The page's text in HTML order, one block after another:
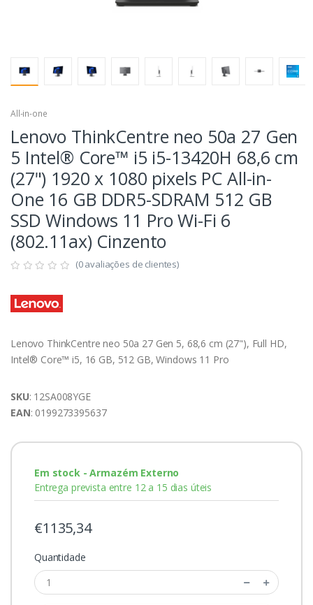
All-in-one
Lenovo ThinkCentre neo 50a 27 Gen
5 Intel® Core™ i5 i5-13420H 68,6 cm
(27") 1920 x 1080 pixels PC All-in-
One 16 GB DDR5-SDRAM 512 GB
SSD Windows 11 Pro Wi-Fi 6
(802.11ax) Cinzento
(0 avaliações de clientes)
Lenovo ThinkCentre neo 50a 27 Gen 5, 68,6 cm (27"), Full HD,
Intel® Core™ i5, 16 GB, 512 GB, Windows 11 Pro
SKU: 12SA008YGE
EAN: 0199273395637
Em stock - Armazém Externo
Entrega prevista entre 12 a 15 dias úteis
€1135,34
Quantidade